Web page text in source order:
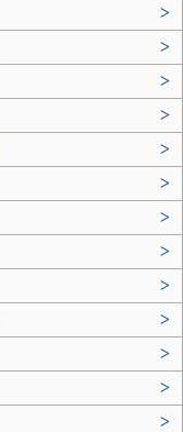
>
>
>
>
>
>
>
>
>
>
>
>
>